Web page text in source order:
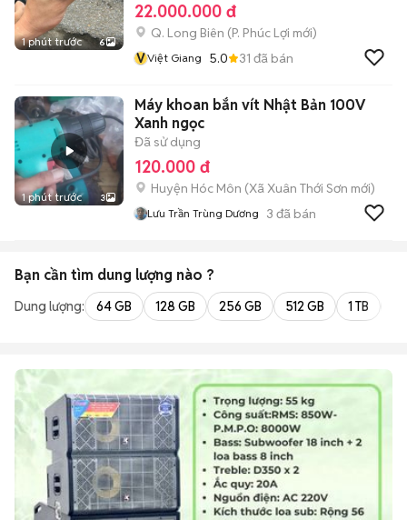
1 phút trước 6
22.000.000 đ
Q. Long Biên (P. Phúc Lợi mới)
VViệt Giang 5.0 31 đã bán
1 phút trước 3
Máy khoan bắn vít Nhật Bản 100V
Xanh ngọc
Đã sử dụng
120.000 đ
Huyện Hóc Môn (Xã Xuân Thới Sơn mới)
Lưu Trần Trùng Dương 3 đã bán
Bạn cần tìm dung lượng nào ?
Dung lượng: 64 GB 128 GB 256 GB 512 GB 1 TB